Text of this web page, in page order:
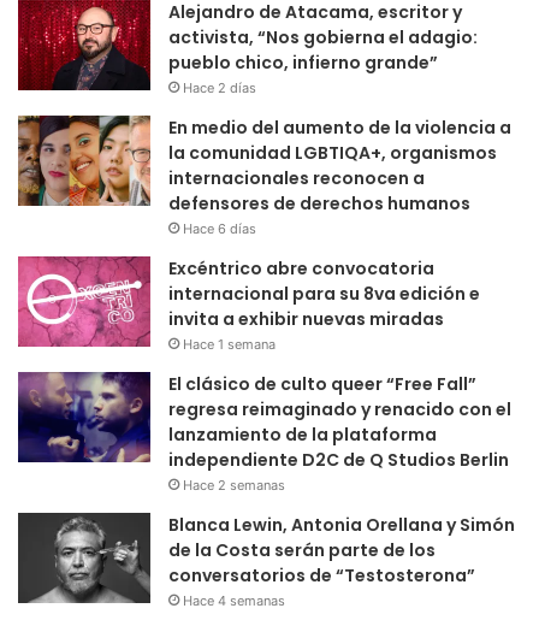
Alejandro de Atacama, escritor y
activista, “Nos gobierna el adagio:
pueblo chico, infierno grande”
Hace 2 días
En medio del aumento de la violencia a
la comunidad LGBTIQA+, organismos
internacionales reconocen a
defensores de derechos humanos
Hace 6 días
Excéntrico abre convocatoria
internacional para su 8va edición e
invita a exhibir nuevas miradas
Hace 1 semana
El clásico de culto queer “Free Fall”
regresa reimaginado y renacido con el
lanzamiento de la plataforma
independiente D2C de Q Studios Berlin
Hace 2 semanas
Blanca Lewin, Antonia Orellana y Simón
de la Costa serán parte de los
conversatorios de “Testosterona”
Hace 4 semanas